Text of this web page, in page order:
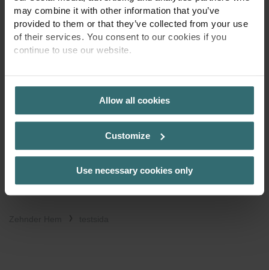
may combine it with other information that you’ve
provided to them or that they’ve collected from your use
of their services. You consent to our cookies if you
continue to use our website.
PRIVACY POLICY
Allow all cookies
Customize
Use necessary cookies only
Mer information
Serviceavtal
Endast för slutkonsumenter
Mer information